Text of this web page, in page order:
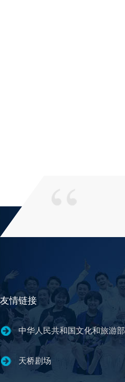
友情链接
中华人民共和国文化和旅游部
天桥剧场